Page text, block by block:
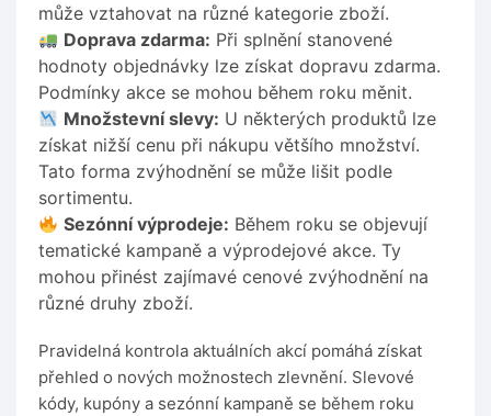
může vztahovat na různé kategorie zboží.
Doprava zdarma: Při splnění stanovené
hodnoty objednávky lze získat dopravu zdarma.
Podmínky akce se mohou během roku měnit.
Množstevní slevy: U některých produktů lze
získat nižší cenu při nákupu většího množství.
Tato forma zvýhodnění se může lišit podle
sortimentu.
Sezónní výprodeje: Během roku se objevují
tematické kampaně a výprodejové akce. Ty
mohou přinést zajímavé cenové zvýhodnění na
různé druhy zboží.
Pravidelná kontrola aktuálních akcí pomáhá získat
přehled o nových možnostech zlevnění. Slevové
kódy, kupóny a sezónní kampaně se během roku